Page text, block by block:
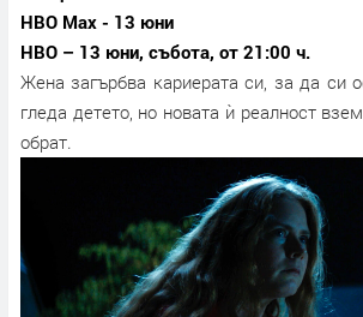
HBO Max - 13 юни
HBO – 13 юни, събота, от 21:00 ч.
Жена загърбва кариерата си, за да си
гледа детето, но новата ѝ реалност
обрат.